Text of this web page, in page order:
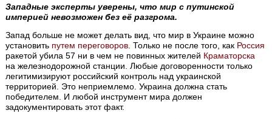
Западные эксперты уверены, что мир с путинской
империей невозможен без её разгрома.
Запад больше не может делать вид, что мир в Украине можно
установить путем переговоров . Только не после того, как Россия
ракетой убила 57 ни в чем не повинных жителей Краматорска
на железнодорожной станции. Любые договоренности только
легитимизируют российский контроль над украинской
территорией. Это неприемлемо. Украина должна стать
победителем. И любой инструмент мира должен
задокументировать этот факт.